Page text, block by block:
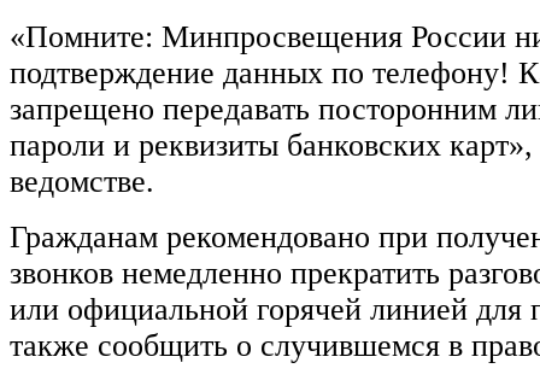
«Помните: Минпросвещения России
подтверждение данных по телефону!
запрещено передавать посторонним
пароли и реквизиты банковских
ведомстве.
Гражданам рекомендовано при
звонков немедленно прекратить
или официальной горячей линией
также сообщить о случившемся в